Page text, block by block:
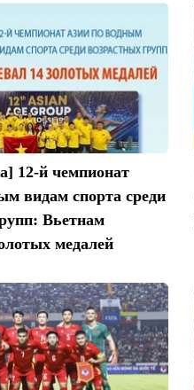
12-й чемпионат
видам спорта среди
Вьетнам
медалей